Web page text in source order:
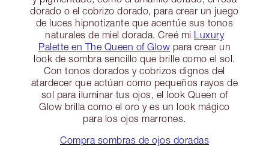
dorado o el cobrizo dorado, para crear un juego
de luces hipnotizante que acentúe sus tonos
naturales de miel dorada. Creé mi Luxury
Palette en The Queen of Glow para crear un
look de sombra sencillo que brille como el sol.
Con tonos dorados y cobrizos dignos del
atardecer que actúan como pequeños rayos de
sol para iluminar tus ojos, el look Queen of
Glow brilla como el oro y es un look mágico
para los ojos marrones.
Compra sombras de ojos doradas